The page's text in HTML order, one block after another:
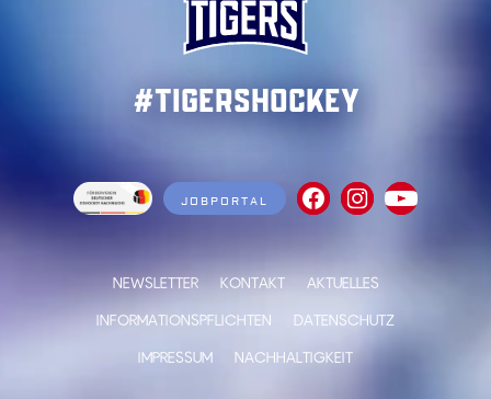
#TigersHockey
JOBPORTAL
NEWSLETTER KONTAKT
AKTUELLES
INFORMATIONSPFLICHTEN
DATENSCHUTZ
IMPRESSUM
NACHHALTIGKEIT